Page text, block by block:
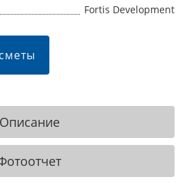
Fortis Development
Описание